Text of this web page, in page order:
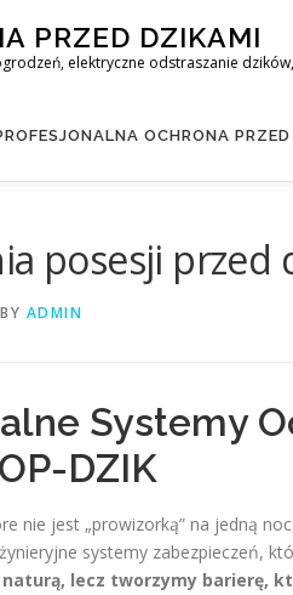
PRZED DZIKAMI
elektryczne odstraszanie
OCHRONA
posesji
BY ADMIN
Systemy
DZIK
nie jest „prowizorką” na jedną
systemy zabezpieczeń,
lecz tworzymy barierę,